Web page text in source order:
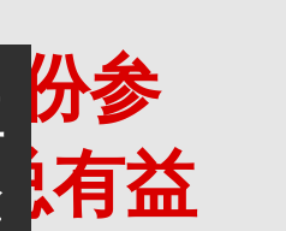
参
有益